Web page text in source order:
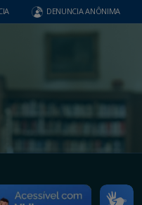
DENUNCIA ANÔNIMA